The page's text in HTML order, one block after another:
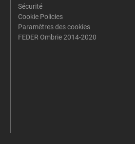
Sécurité
Cookie Policies
Paramètres des cookies
FEDER Ombrie 2014-2020